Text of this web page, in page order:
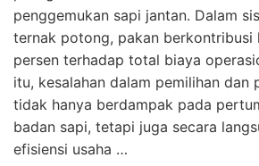
penggemukan sapi jantan. Dalam
ternak potong, pakan berkontribusi
persen terhadap total biaya
itu, kesalahan dalam pemilihan dan
tidak hanya berdampak pada
badan sapi, tetapi juga secara
efisiensi usaha …